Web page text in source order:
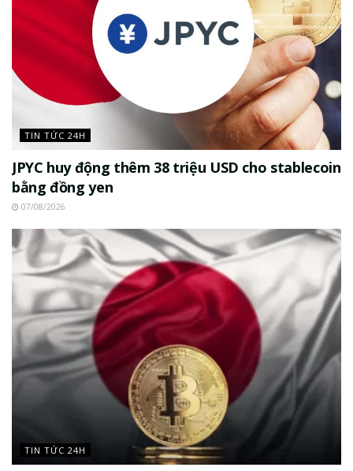
TIN TỨC 24H
JPYC huy động thêm 38 triệu USD cho stablecoin
bằng đồng yen
07/08/2026
TIN TỨC 24H